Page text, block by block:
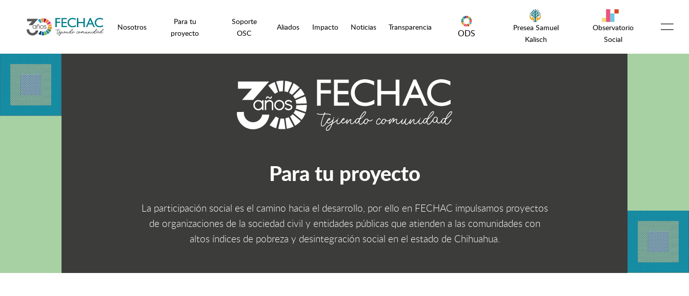
Nosotros
Para tu
proyecto
Soporte
OSC
Aliados Impacto Noticias Transparencia
ODS
Presea Samuel
Kalisch
Observatorio
Social
Para tu proyecto
La participación social es el camino hacia el desarrollo, por ello en FECHAC impulsamos proyectos
de organizaciones de la sociedad civil y entidades públicas que atienden a las comunidades con
altos índices de pobreza y desintegración social en el estado de Chihuahua.